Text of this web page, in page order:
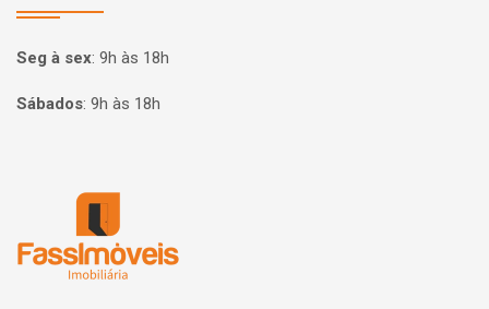
Seg à sex: 9h às 18h
Sábados: 9h às 18h